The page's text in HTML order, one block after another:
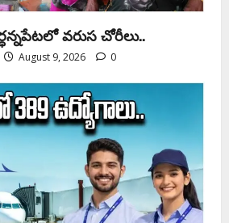
వరుస చోరీలు..
August 9, 2026 0